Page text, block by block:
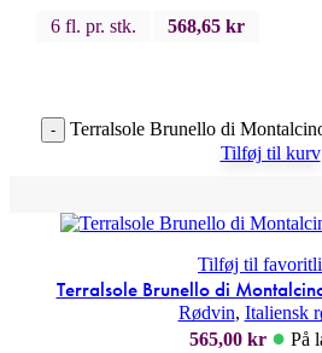
6 fl. pr. stk. 568,65 kr
- Terralsole Brunello di
Tilføj til kurv
Tilføj til
Terralsole Brunello di
Rødvin, Italiensk
565,00 kr ● På